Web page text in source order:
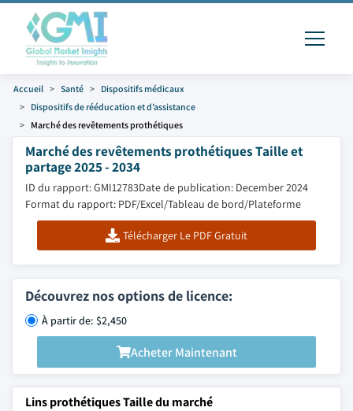
Accueil Santé
Dispositifs médicaux
Dispositifs de rééducation et d’assistance
Marché des revêtements prothétiques
Marché des revêtements prothétiques Taille et
partage 2025 - 2034
ID du rapport: GMI12783Date de publication: December 2024
Format du rapport: PDF/Excel/Tableau de bord/Plateforme
Télécharger Le PDF Gratuit
Découvrez nos options de licence:
À partir de: $2,450
Acheter Maintenant
Lins prothétiques Taille du marché